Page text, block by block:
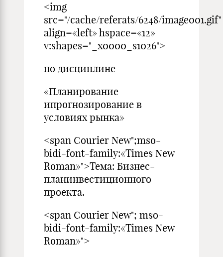
<img
src="/cache/referats/6248/image001.gif"
align=«left» hspace=«12»
v:shapes="_x0000_s1026">
по дисциплине
«Планирование
ипрогнозирование в
условиях рынка»
<span Courier New";mso-
bidi-font-family:«Times New
Roman»">Тема: Бизнес-
планинвестиционного
проекта.
<span Courier New"; mso-
bidi-font-family:«Times New
Roman»">